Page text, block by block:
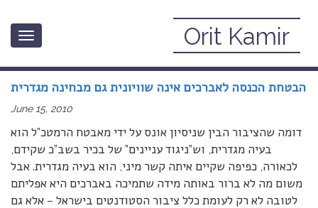
Toggle
Orit Kamir
הבטחת הכנסה לאברכים אינה שוויונית גם מבחינה מגדרית
June 15, 2010
דומה שהציבור הבין שניסיון אונס על ידי מאבטח הרמטכ”ל הוא
בעיה מגדרית, וש”ניגוד עניינים” של בכיר בשב”כ שקידם,
לכאורה, כפיפה שקיים איתה קשר מיני, הוא בעיה מגדרית. אבל
משום מה לא ברור באותה מידה שתמיכה באברכים היא אפליתם
לטובה לא רק לעומת כלל ציבור הסטודנטים בישראל – אלא גם